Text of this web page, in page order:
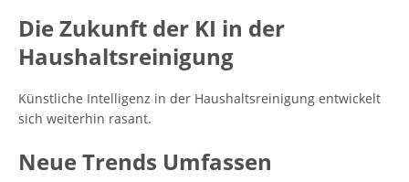
Die Zukunft der KI in der
Haushaltsreinigung
Künstliche Intelligenz in der Haushaltsreinigung entwickelt
sich weiterhin rasant.
Neue Trends Umfassen